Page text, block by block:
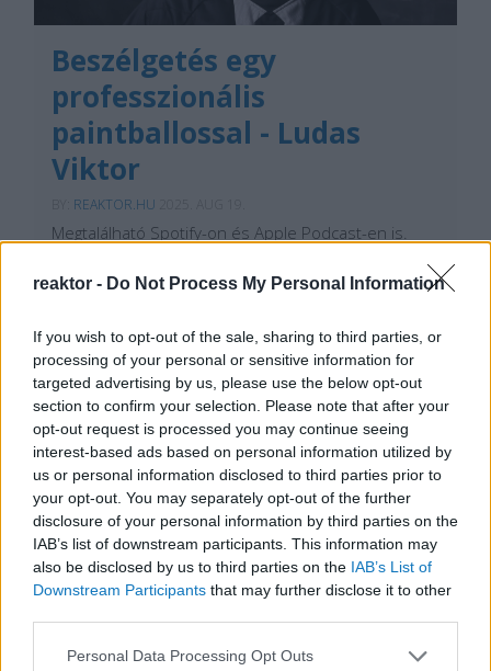
reaktor - Do Not Process My Personal Information
If you wish to opt-out of the sale, sharing to third parties, or
processing of your personal or sensitive information for
targeted advertising by us, please use the below opt-out
section to confirm your selection. Please note that after your
opt-out request is processed you may continue seeing
interest-based ads based on personal information utilized by
us or personal information disclosed to third parties prior to
your opt-out. You may separately opt-out of the further
disclosure of your personal information by third parties on the
IAB’s list of downstream participants. This information may
also be disclosed by us to third parties on the IAB’s List of
Downstream Participants that may further disclose it to other
Please note that this website/app uses one or more Google
Personal Data Processing Opt Outs
Beszélgetés egy
professzionális
paintballossal - Ludas
Viktor
REAKTOR.HU
Megtalálható Spotify-on és Apple Podcast-en is.
találkoztál először a paintballal, és hogyan lett
azután a találkozás után egyfajta örök szerelem, egy
Előtte már ilyen kínai piacos, kis golyós…
Tetszik 0
LEGNÉPSZERŰBB